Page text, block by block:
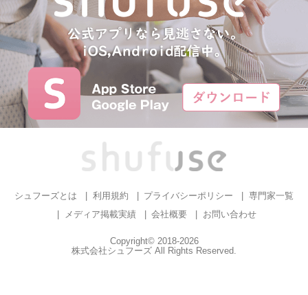
シュフーズとは 利用規約 プライバシーポリシー
専門家一覧
メディア掲載実績
会社概要 お問い合わせ
Copyright© 2018-2026
株式会社シュフーズ All Rights Reserved.